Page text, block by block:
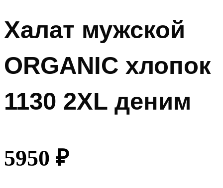
Халат мужской
ORGANIC хлопок
1130 2XL деним
5950 ₽